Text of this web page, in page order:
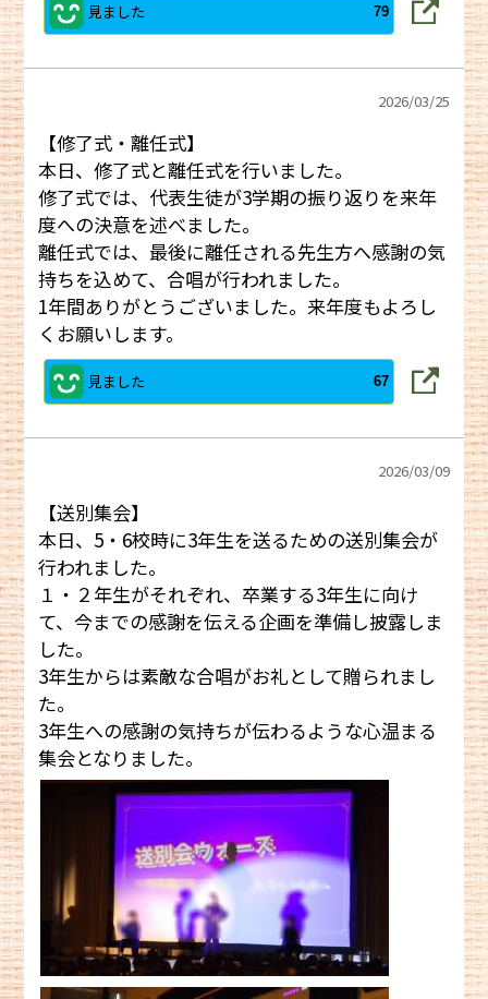
見ました 79
2026/03/25
【修了式・離任式】
本日、修了式と離任式を行いました。
修了式では、代表生徒が3学期の振り返りを来年
度への決意を述べました。
離任式では、最後に離任される先生方へ感謝の気
持ちを込めて、合唱が行われました。
1年間ありがとうございました。来年度もよろし
くお願いします。
見ました 67
2026/03/09
【送別集会】
本日、5・6校時に3年生を送るための送別集会が
行われました。
１・２年生がそれぞれ、卒業する3年生に向け
て、今までの感謝を伝える企画を準備し披露しま
した。
3年生からは素敵な合唱がお礼として贈られまし
た。
3年生への感謝の気持ちが伝わるような心温まる
集会となりました。